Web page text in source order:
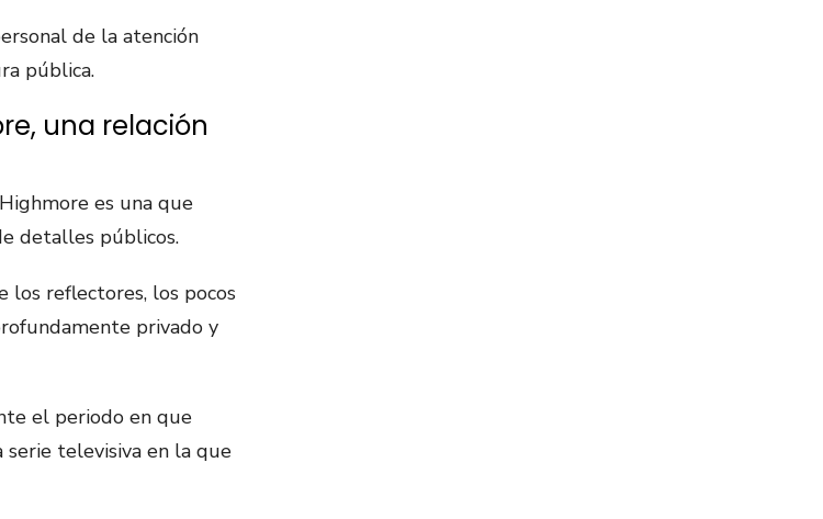
de la atención
pública.
una relación
es una que
detalles públicos.
los reflectores, los pocos
privado y
el periodo en que
serie televisiva en la que